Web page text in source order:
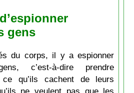
gens
du corps, il y a espionner
c’est-à-dire prendre
ce qu’ils cachent de leurs